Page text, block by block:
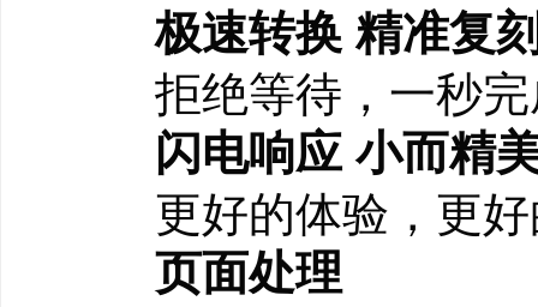
极速转换 精准复
拒绝等待，一秒完
闪电响应 小而精
更好的体验，更好
页面处理